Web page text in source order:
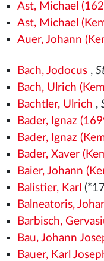
Ast, Michael
Ast, Michael
Auer, Johann
Bach, Jodocus,
Bach, Ulrich
Bachtler, Ulrich ,
Bader, Ignaz
Bader, Ignaz
Bader, Xaver
Baier, Johann
Balistier, Karl
Balneatoris,
Barbisch,
Bau, Johann
Bauer, Karl